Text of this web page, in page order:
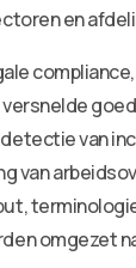
en
van
van
omgezet